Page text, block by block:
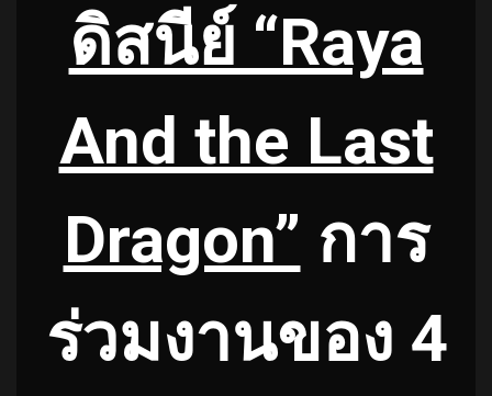
ดิสนีย์ “Raya
And the Last
Dragon” การ
ร่วมงานของ 4